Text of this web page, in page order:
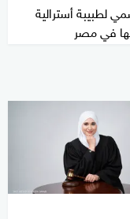
لطبيبة أسترالية
في مصر